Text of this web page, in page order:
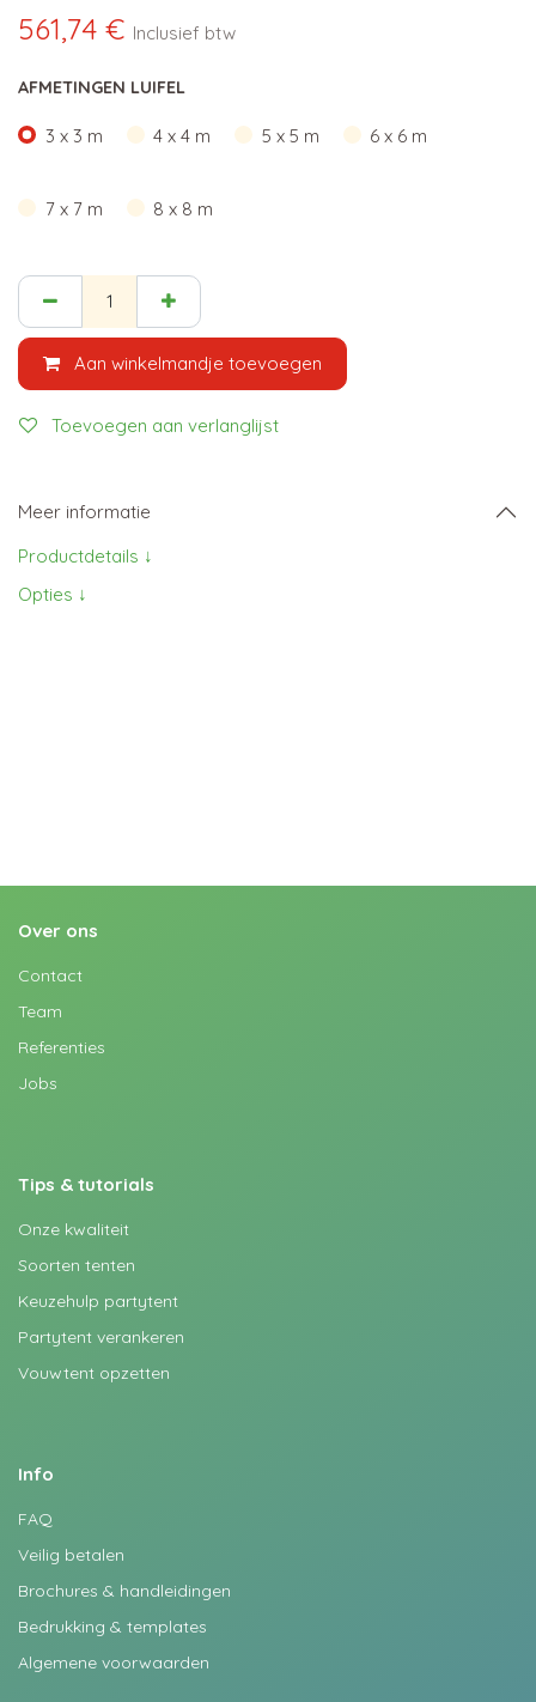
561,74 € Inclusief btw
AFMETINGEN LUIFEL
3 x 3 m 4 x 4 m 5 x 5 m 6 x 6 m
7 x 7 m 8 x 8 m
Aan winkelmandje toevoegen
Toevoegen aan verlanglijst
Meer informatie
Productdetails ↓
Opties ↓
Over ons
Contact
Team
Referenties
Jobs
Tips & tutorials
Onze kwaliteit
Soorten tenten
Keuzehulp partytent
Partytent verankeren
Vouwtent opzetten
Info
FAQ
Veilig betalen
Brochures & handleidingen
Bedrukking & templates
Algemene voorwaarden